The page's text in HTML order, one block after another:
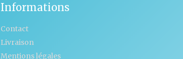
Informations
Contact
Livraison
Mentions légales